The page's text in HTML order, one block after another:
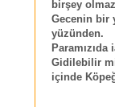
birşey
Gecenin bir
yüzünden.
Paramızıda
Gidilebilir
içinde